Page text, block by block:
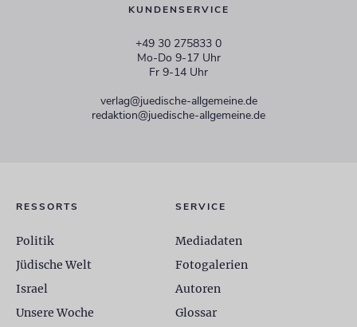
KUNDENSERVICE
+49 30 275833 0
Mo-Do 9-17 Uhr
Fr 9-14 Uhr
verlag@juedische-allgemeine.de
redaktion@juedische-allgemeine.de
RESSORTS
Politik
Jüdische Welt
Israel
Unsere Woche
SERVICE
Mediadaten
Fotogalerien
Autoren
Glossar